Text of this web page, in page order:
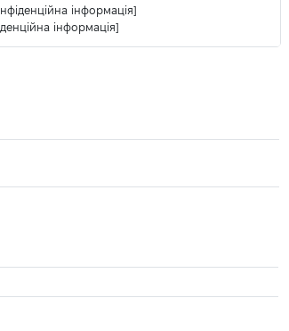
інформація]
інформація]